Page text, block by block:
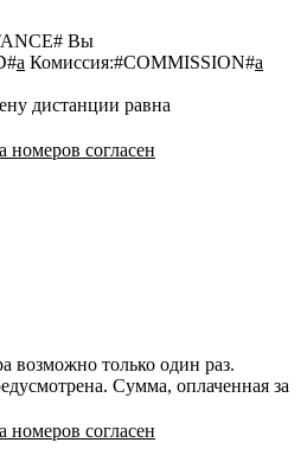
Вы
a Комиссия:#COMMISSION#a
дистанции равна
номеров согласен
возможно только один раз.
Сумма, оплаченная за
номеров согласен